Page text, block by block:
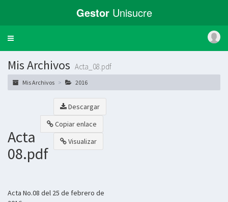
Gestor Unisucre
Toggle
Mis Archivos Acta_08.pdf
Mis Archivos 2016
Descargar
Copiar enlace
Visualizar
Acta
08.pdf
Acta No.08 del 25 de febrero de